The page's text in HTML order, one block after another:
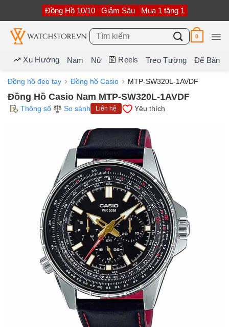
nội
dung
Đồng Hồ 10/10 Giảm Sâu Mua 1 tặng 1
Tìm
kiếm:
0
Xu Hướng Nam Nữ Reels Treo Tường Để Bàn
Đồng hồ đeo tay Đồng hồ Casio MTP-SW320L-1AVDF
Đồng Hồ Casio Nam MTP-SW320L-1AVDF
Thông số So sánh Liên hệ Yêu thích